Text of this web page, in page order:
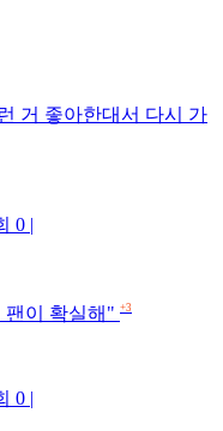
거 좋아한대서 다시 가
0 |
팬이 확실해" +3
0 |